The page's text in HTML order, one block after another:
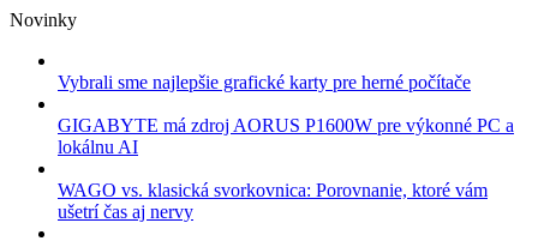
Skip
content
Novinky
Vybrali sme najlepšie grafické karty pre herné počítače
GIGABYTE má zdroj AORUS P1600W pre výkonné PC a
lokálnu AI
WAGO vs. klasická svorkovnica: Porovnanie, ktoré vám
ušetrí čas aj nervy